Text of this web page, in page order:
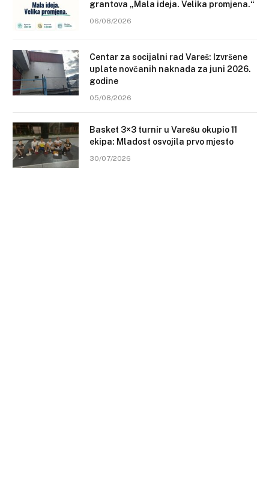
grantova „Mala ideja. Velika promjena.“
06/08/2026
Centar za socijalni rad Vareš: Izvršene
uplate novčanih naknada za juni 2026.
godine
05/08/2026
Basket 3×3 turnir u Varešu okupio 11
ekipa: Mladost osvojila prvo mjesto
30/07/2026